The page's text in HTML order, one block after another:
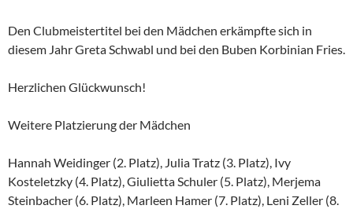
Den Clubmeistertitel bei den Mädchen erkämpfte sich in
diesem Jahr Greta Schwabl und bei den Buben Korbinian Fries.
Herzlichen Glückwunsch!
Weitere Platzierung der Mädchen
Hannah Weidinger (2. Platz), Julia Tratz (3. Platz), Ivy
Kosteletzky (4. Platz), Giulietta Schuler (5. Platz), Merjema
Steinbacher (6. Platz), Marleen Hamer (7. Platz), Leni Zeller (8.